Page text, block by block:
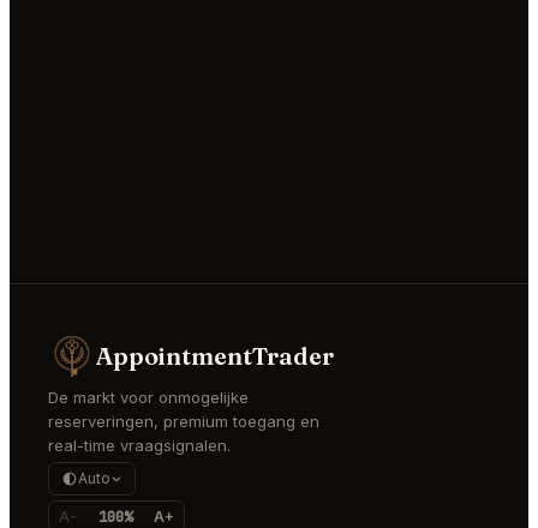
AppointmentTrader
De markt voor onmogelijke
reserveringen, premium toegang en
real-time vraagsignalen.
Auto
A- 100% A+